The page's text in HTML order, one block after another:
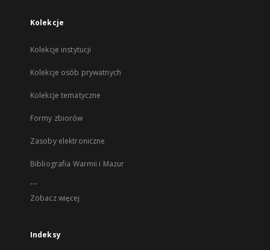
Kolekcje
Kolekcje instytucji
Kolekcje osób prywatnych
Kolekcje tematyczne
Formy zbiorów
Zasoby elektroniczne
Bibliografia Warmii i Mazur
...
Zobacz więcej
Indeksy